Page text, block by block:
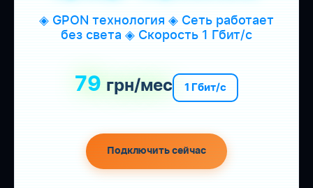
◈ GPON технология ◈ Сеть работает
без света ◈ Скорость 1 Гбит/с
79 грн/мес 1 Гбит/с
Подключить сейчас